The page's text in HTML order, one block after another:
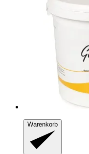
Warenkorb